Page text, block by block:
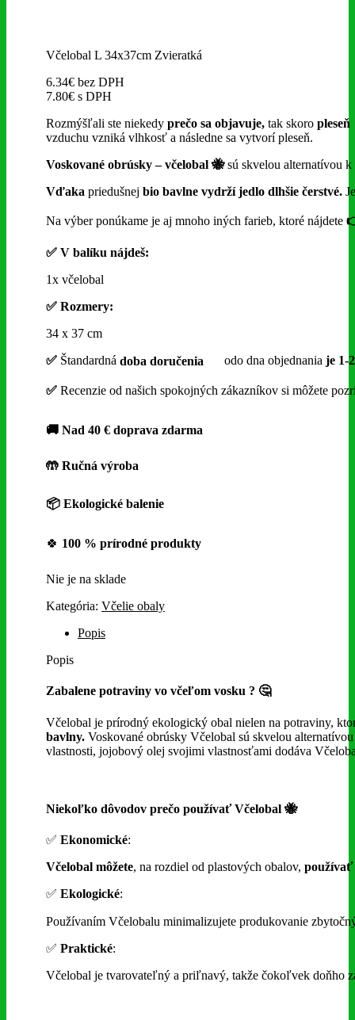
Včelobal L 34x37cm Zvieratká
6.34€ bez DPH
7.80€ s DPH
Rozmýšľali ste niekedy prečo sa objavuje, tak skoro
vzduchu vzniká vlhkosť a následne sa vytvorí pleseň.
Voskované obrúsky – včelobal 🐝sú skvelou alternatívou
Vďaka priedušnej bio bavlne vydrží jedlo dlhšie čerstvé.
Na výber ponúkame je aj mnoho iných farieb, ktoré nájdete
✅ V balíku nájdeš:
1x včelobal
✅ Rozmery:
34 x 37 cm
✅ Štandardná doba doručenia odo dna objednania je 1-
✅ Recenzie od našich spokojných zákazníkov si môžete
🚚 Nad 40 € doprava zdarma
🤲 Ručná výroba
📦 Ekologické balenie
🍀 100 % prírodné produkty
Nie je na sklade
Kategória: Včelie obaly
Popis
Popis
Zabalene potraviny vo včeľom vosku ? 🤔
Včelobal je prírodný ekologický obal nielen na potraviny,
bavlny. Voskované obrúsky Včelobal sú skvelou
vlastnosti, jojobový olej svojimi vlastnosťami dodáva
Niekoľko dôvodov prečo používať Včelobal 🐝
✅ Ekonomické:
Včelobal môžete, na rozdiel od plastových obalov, používať
✅ Ekologické:
Používaním Včelobalu minimalizujete produkovanie
✅ Praktické:
Včelobal je tvarovateľný a priľnavý, takže čokoľvek doňho